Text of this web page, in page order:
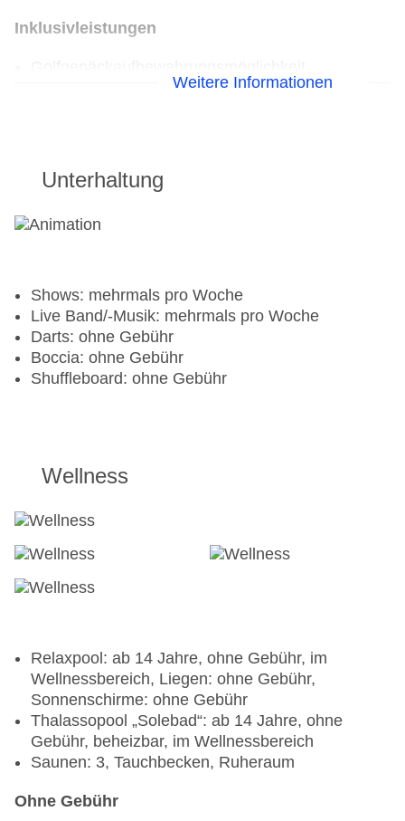
Inklusivleistungen
inklusive. Gütlig in ausgeählten Zeiträumen.
Doppelzimmer zur Alleinbenutzung ist für den Pro
Auf Wunsch zubuchbar
Golfpaket 4x18 Loch
Maspalomas Golf, Salobre Golf Süd, Meloneras
Golf, Anfi Tauro, Real Club de Golf Las Palmas.
Weitere Informationen
Unterhaltung
Shows: mehrmals pro Woche
Live Band/-Musik: mehrmals pro Woche
Darts: ohne Gebühr
Boccia: ohne Gebühr
Shuffleboard: ohne Gebühr
Wellness
Relaxpool: ab 14 Jahre, ohne Gebühr, im
Wellnessbereich, Liegen: ohne Gebühr,
Sonnenschirme: ohne Gebühr
Thalassopool „Solebad“: ab 14 Jahre, ohne
Gebühr, beheizbar, im Wellnessbereich
Saunen: 3, Tauchbecken, Ruheraum
Ohne Gebühr